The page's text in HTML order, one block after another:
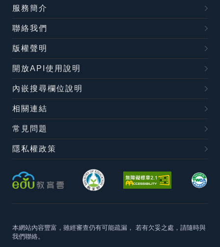
服務簡介
聯絡我們
版權聲明
開放API使用說明
內嵌搜尋欄位說明
相關連結
常見問題
隱私權政策
本網站內容豐富，雖經審查仍有可能疏漏， 若有欠妥之處，請隨時與
我們聯絡。